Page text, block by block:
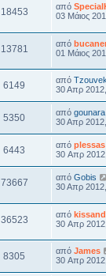
18453 από
03 Μάιος
13781 από
01 Μάιος
6149 από
30 Απρ
5350 από gounara
30 Απρ
6443 από plessas
30 Απρ
73667 από Gobis
30 Απρ
36523 από kissand
30 Απρ
8305 από James
30 Απρ